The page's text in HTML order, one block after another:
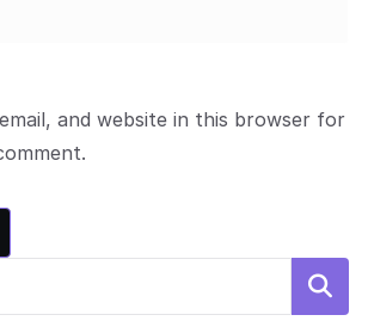
and website in this browser for
Search